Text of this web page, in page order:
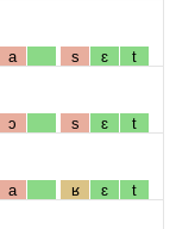
a s ɛ t
ɔ s ɛ t
a ʁ ɛ t